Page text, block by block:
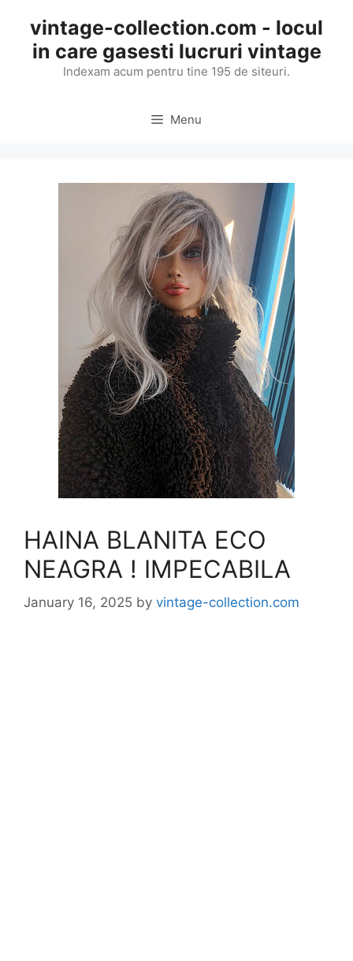
content
vintage-collection.com - locul
in care gasesti lucruri vintage
Indexam acum pentru tine 195 de siteuri.
Menu
HAINA BLANITA ECO
NEAGRA ! IMPECABILA
January 16, 2025 by vintage-collection.com